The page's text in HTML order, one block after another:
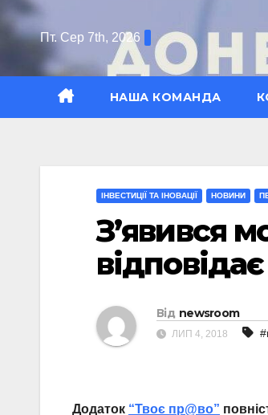
Перейти
Пт. Сер 7th, 2026
НАША КОМАНДА
ІНВЕСТИЦІЇ ТА ІНОВАЦІЇ НОВИНИ
З’явився
Від newsroom
ЛИП 4, 2018
Додаток “Твоє пр@во”